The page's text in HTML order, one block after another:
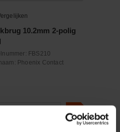
10.2mm 2-polig
FBS210
Phoenix Contact